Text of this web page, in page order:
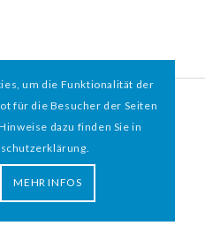
WEBDESIGN BY WEBIGAMI
um die Funktionalität der
für die Besucher der Seiten
dazu finden Sie in
MEHR INFOS